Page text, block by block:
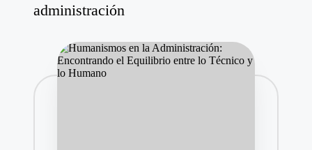
administración